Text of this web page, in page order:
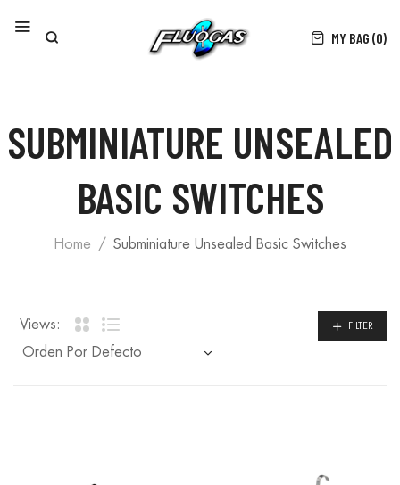
MY BAG (0)
SUBMINIATURE UNSEALED
BASIC SWITCHES
Home Subminiature Unsealed Basic Switches
Views: FILTER